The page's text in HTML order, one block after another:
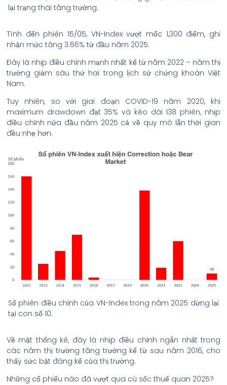
lại trạng thái tăng trưởng.
Tính đến phiên 15/05, VN-Index vượt mốc 1,300 điểm, ghi
nhận mức tăng 3.66% từ đầu năm 2025.
Đây là nhịp điều chỉnh mạnh nhất kể từ năm 2022 – năm thị
trường giảm sâu thứ hai trong lịch sử chứng khoán Việt
Nam.
Tuy nhiên, so với giai đoạn COVID-19 năm 2020, khi
maximum drawdown đạt 35% và kéo dài 138 phiên, nhịp
điều chỉnh nửa đầu năm 2025 cả về quy mô lẫn thời gian
đều nhẹ hơn.
Số phiên điều chỉnh của VN-Index trong năm 2025 dừng lại
tại con số 10.
Về mặt thống kê, đây là nhịp điều chỉnh ngắn nhất trong
các năm thị trường tăng trưởng kể từ sau năm 2016, cho
thấy sức bật đáng kể của thị trường.
Những cổ phiếu nào đã vượt qua cú sốc thuế quan 2025?